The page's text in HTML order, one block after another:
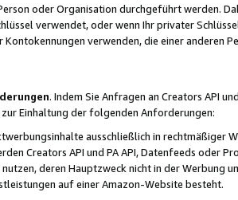
oder Organisation durchgeführt werden.
verwendet, oder wenn Ihr privater
verwenden, die einer anderen
. Indem Sie Anfragen an Creators API
Einhaltung der folgenden Anforderungen:
ausschließlich in rechtmäßiger
Creators API und PA API, Datenfeeds oder
nutzen, deren Hauptzweck nicht in der Werbung
auf einer Amazon-Website besteht.